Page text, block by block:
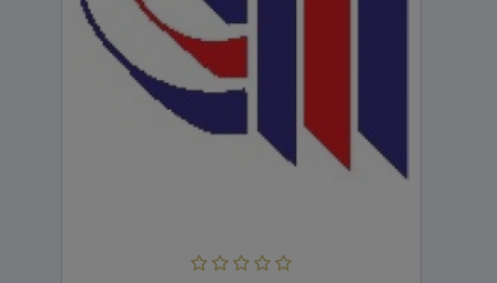
"АУДИТОРСЬКА ФІРМА "ТРАНСЕКСІМ-АУДИТ"